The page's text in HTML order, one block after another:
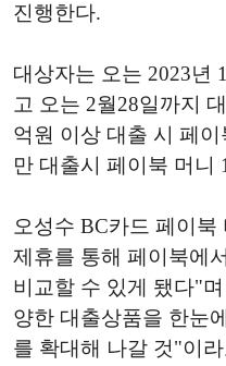
진행한다.
대상자는 오는 2023년
고 오는 2월28일까지
억원 이상 대출 시 페
만 대출시 페이북 머니
오성수 BC카드 페이
제휴를 통해 페이북에
비교할 수 있게 됐다"
양한 대출상품을 한눈
를 확대해 나갈 것"이